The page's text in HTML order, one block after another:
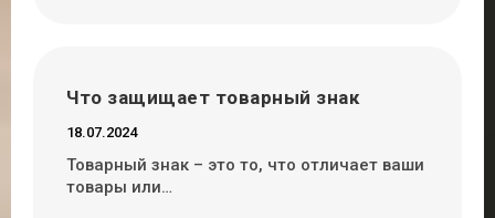
Что защищает товарный знак
18.07.2024
Товарный знак – это то, что отличает ваши
товары или…